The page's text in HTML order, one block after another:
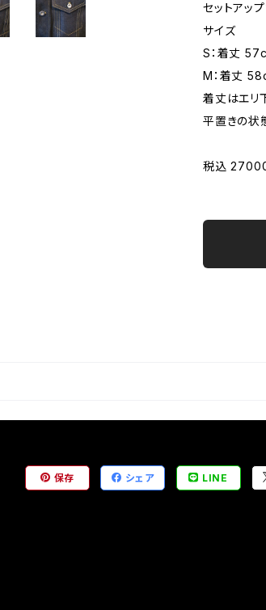
セットアッ
サイズ
S：着丈
M：着丈
着丈はエリ
平置きの状
税込
保存 シェア LINE